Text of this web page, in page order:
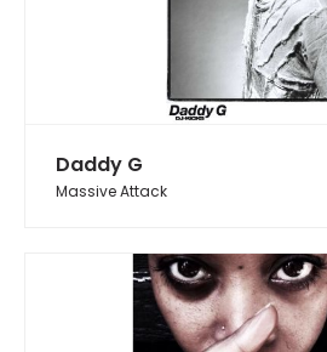
Daddy G
Massive Attack